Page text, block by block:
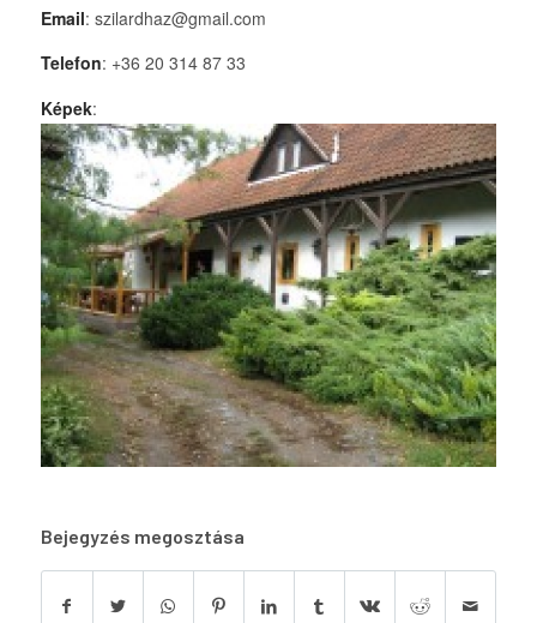
Email: szilardhaz@gmail.com
Telefon: +36 20 314 87 33
Képek:
Bejegyzés megosztása